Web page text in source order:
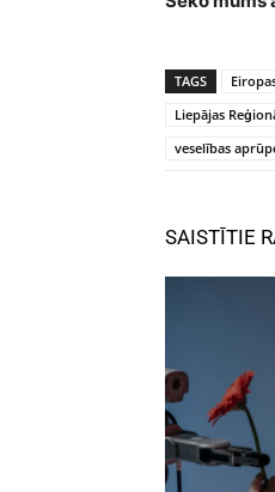
TAGS
Liepājas
veselības
SAISTĪTIE